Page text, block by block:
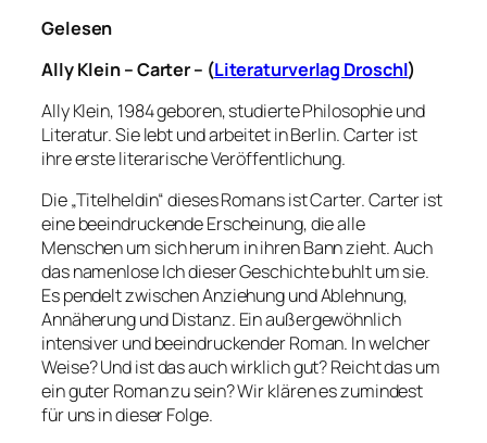
Gelesen
AllyKlein –Carter– (Literaturverlag Droschl)
Ally Klein, 1984 geboren, studierte Philosophie und
Literatur. Sie lebt und arbeitet in Berlin. Carter ist
ihre erste literarische Veröffentlichung.
Die „Titelheldin“ dieses Romans ist Carter. Carter ist
eine beeindruckende Erscheinung, die alle
Menschen um sich herum in ihren Bann zieht. Auch
das namenlose Ich dieser Geschichte buhlt um sie.
Es pendelt zwischen Anziehung und Ablehnung,
Annäherung und Distanz. Ein außergewöhnlich
intensiver und beeindruckender Roman. In welcher
Weise? Und ist das auch wirklich gut? Reicht das um
ein guter Roman zu sein? Wir klären es zumindest
für uns in dieser Folge.